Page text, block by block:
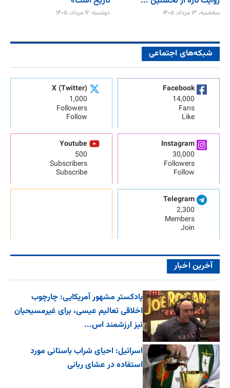
سه‌شنبه، ۱۳ مرداد، ۱۴۰۵ دوشنبه، ۱۲ مرداد، ۱۴۰۵
شبکه‌های اجتماعی
Facebook
14,000
Fans
Like
X (Twitter)
1,000
Followers
Follow
Instagram
30,000
Followers
Follow
Youtube
500
Subscribers
Subscribe
Telegram
2,300
Members
Join
آخرین اخبار
پادکستر مشهور آمریکایی: چارچوب
اخلاقی تعالیم عیسی، برای غیرمسیحیان
نیز ارزشمند اس...
اسرائیل: احیای شراب باستانی مورد
استفاده در عشای ربانی